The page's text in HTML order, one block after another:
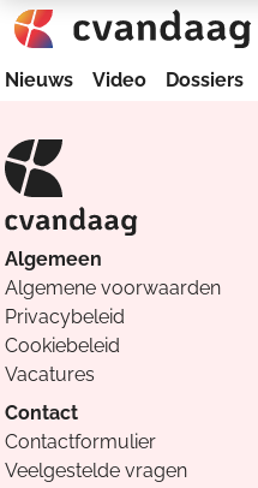
Nieuws Video Dossiers
Algemeen
Algemene voorwaarden
Privacybeleid
Cookiebeleid
Vacatures
Contact
Contactformulier
Veelgestelde vragen